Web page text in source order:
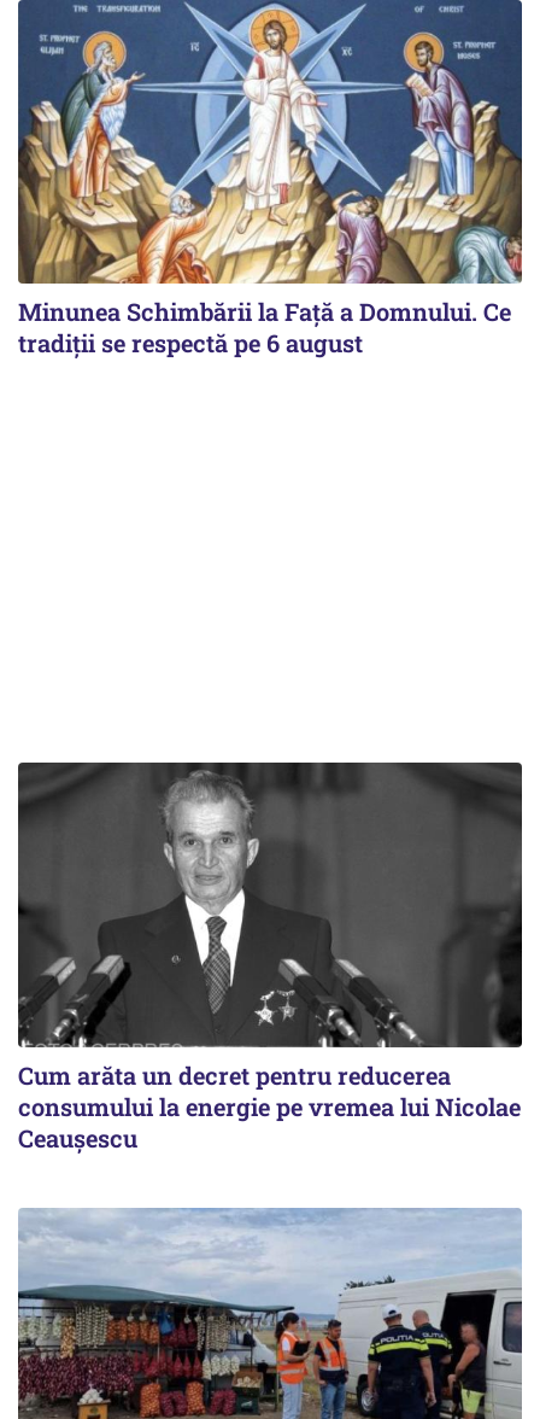
Minunea Schimbării la Față a Domnului. Ce
tradiții se respectă pe 6 august
Cum arăta un decret pentru reducerea
consumului la energie pe vremea lui Nicolae
Ceaușescu